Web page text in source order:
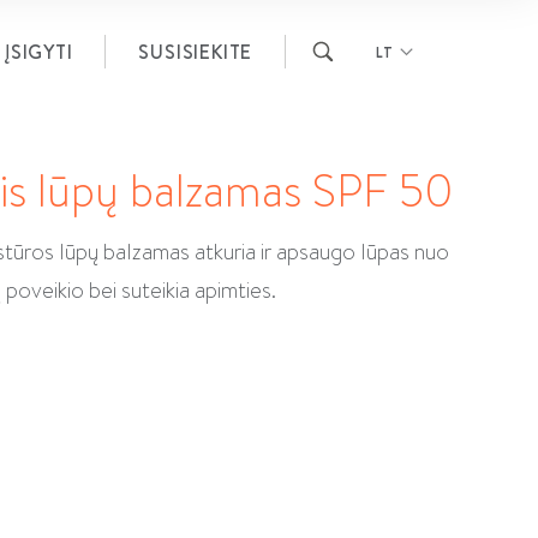
SUSISIEKITE LT
lūpų balzamas SPF 50
lūpų balzamas atkuria ir apsaugo lūpas nuo
bei suteikia apimties.